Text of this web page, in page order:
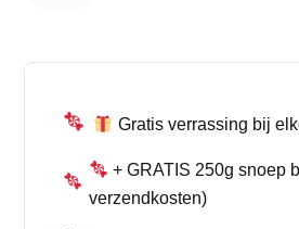
Salmiak
Gratis verrassing bij
+ GRATIS 250g snoep
verzendkosten)